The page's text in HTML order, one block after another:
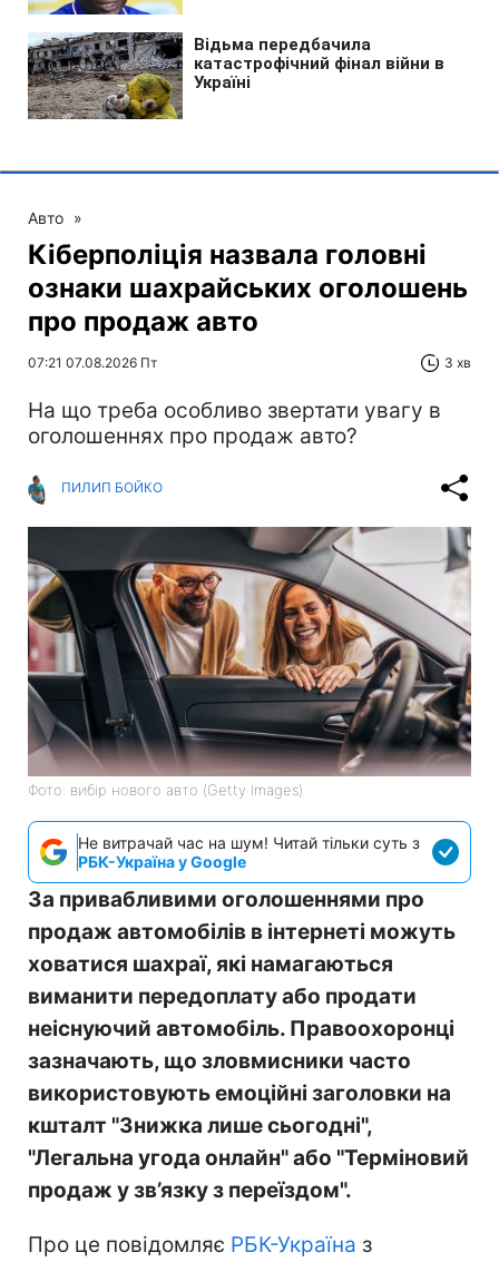
Авто »
Кіберполіція назвала головні
ознаки шахрайських оголошень
про продаж авто
07:21 07.08.2026 Пт 3 хв
На що треба особливо звертати увагу в
оголошеннях про продаж авто?
ПИЛИП БОЙКО
Фото: вибір нового авто (Getty Images)
Не витрачай час на шум! Читай тільки суть з
РБК-Україна у Google
За привабливими оголошеннями про
продаж автомобілів в інтернеті можуть
ховатися шахраї, які намагаються
виманити передоплату або продати
неіснуючий автомобіль. Правоохоронці
зазначають, що зловмисники часто
використовують емоційні заголовки на
кшталт "Знижка лише сьогодні",
"Легальна угода онлайн" або "Терміновий
продаж у зв’язку з переїздом".
Про це повідомляє РБК-Україна з